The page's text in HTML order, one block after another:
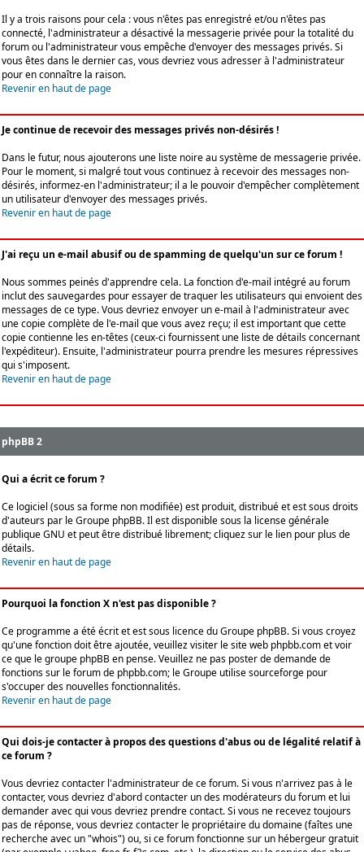
Il y a trois raisons pour cela : vous n'êtes pas enregistré et/ou n'êtes pas
connecté, l'administrateur a désactivé la messagerie privée pour la totalité du
forum ou l'administrateur vous empêche d'envoyer des messages privés. Si
vous êtes dans le dernier cas, vous devriez vous adresser à l'administrateur
pour en connaître la raison.
Revenir en haut de page
Je continue de recevoir des messages privés non-désirés !
Dans le futur, nous ajouterons une liste noire au système de messagerie privée.
Pour le moment, si malgré tout vous continuez à recevoir des messages non-
désirés, informez-en l'administrateur; il a le pouvoir d'empêcher complètement
un utilisateur d'envoyer des messages privés.
Revenir en haut de page
J'ai reçu un e-mail abusif ou de spamming de quelqu'un sur ce forum !
Nous sommes peinés d'apprendre cela. La fonction d'e-mail intégré au forum
inclut des sauvegardes pour essayer de traquer les utilisateurs qui envoient des
messages de ce type. Vous devriez envoyer un e-mail à l'administrateur avec
une copie complète de l'e-mail que vous avez reçu; il est important que cette
copie contienne les en-têtes (ceux-ci fournissent une liste de détails concernant
l'expéditeur). Ensuite, l'administrateur pourra prendre les mesures répressives
qui s'imposent.
Revenir en haut de page
phpBB 2
Qui a écrit ce forum ?
Ce logiciel (sous sa forme non modifiée) est produit, distribué et est sous droits
d'auteurs par leGroupe phpBB. Il est disponible sous la license générale
publique GNU et peut être distribué librement; cliquez sur le lien pour plus de
détails.
Revenir en haut de page
Pourquoi la fonction X n'est pas disponible ?
Ce programme a été écrit et est sous licence du Groupe phpBB. Si vous croyez
qu'une fonction doit être ajoutée, veuillez visiter le site web phpbb.com et voir
ce que le groupe phpBB en pense. Veuillez ne pas poster de demande de
fonctions sur le forum de phpbb.com; le Groupe utilise sourceforge pour
s'occuper des nouvelles fonctionnalités.
Revenir en haut de page
Qui dois-je contacter à propos des questions d'abus ou de légalité relatif à
ce forum ?
Vous devriez contacter l'administrateur de ce forum. Si vous n'arrivez pas à le
contacter, vous devriez d'abord contacter un des modérateurs du forum et lui
demander avec qui vous devriez prendre contact. Si vous ne recevez toujours
pas de réponse, vous devriez contacter le propriétaire du domaine (faîtes une
recherche avec un "whois") ou, si ce forum fonctionne sur un hébergeur gratuit